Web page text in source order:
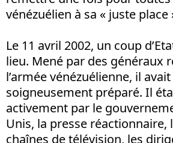
vénézuélien à sa « juste place
Le 11 avril 2002, un coup
lieu. Mené par des généraux
l’armée vénézuélienne, il
soigneusement préparé. Il
activement par le
Unis, la presse réactionnaire,
chaînes de télévision, les